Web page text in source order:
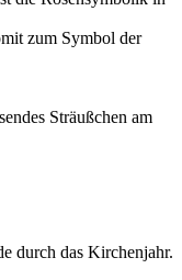
zum Symbol der
Sträußchen am
durch das Kirchenjahr.